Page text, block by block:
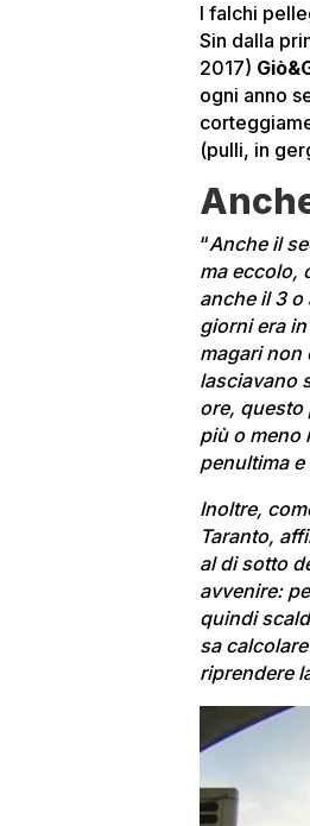
I falchi
Sin dalla
2017)
ogni anno
(pulli, in
“Anche il
ma eccolo,
anche il 3
giorni era
magari non
lasciavano
ore, questo
più o meno
penultima e
Inoltre,
Taranto,
al di sotto
avvenire:
quindi
sa
riprendere